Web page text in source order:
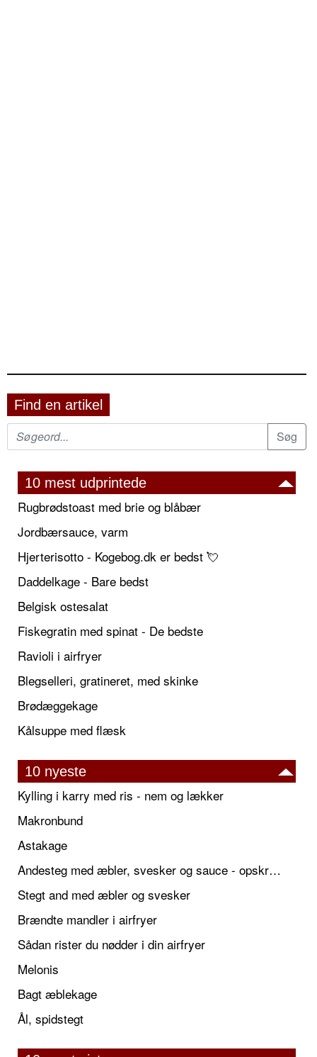
Find en artikel
10 mest udprintede
Rugbrødstoast med brie og blåbær
Jordbærsauce, varm
Hjerterisotto - Kogebog.dk er bedst 💘
Daddelkage - Bare bedst
Belgisk ostesalat
Fiskegratin med spinat - De bedste
Ravioli i airfryer
Blegselleri, gratineret, med skinke
Brødæggekage
Kålsuppe med flæsk
10 nyeste
Kylling i karry med ris - nem og lækker
Makronbund
Astakage
Andesteg med æbler, svesker og sauce - opskrift også til jul
Stegt and med æbler og svesker
Brændte mandler i airfryer
Sådan rister du nødder i din airfryer
Melonis
Bagt æblekage
Ål, spidstegt